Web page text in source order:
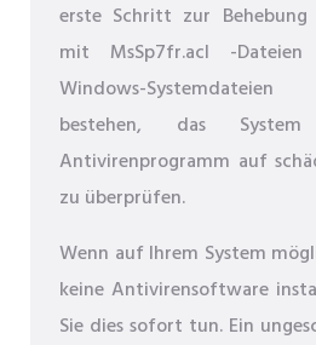
erste Schritt zur Behebung
mit MsSp7fr.acl -
Windows-
bestehen, das
Antivirenprogramm auf
zu überprüfen.
Wenn auf Ihrem System
keine Antivirensoftware
Sie dies sofort tun. Ein